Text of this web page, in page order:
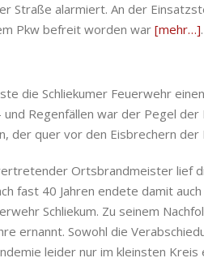
Straße alarmiert. An der
Pkw befreit worden war [mehr…].
die Schliekumer Feuerwehr
und Regenfällen war der Pegel
der quer vor den Eisbrechern der
Ortsbrandmeister lief
fast 40 Jahren endete damit
Schliekum. Zu seinem
ernannt. Sowohl die
leider nur im kleinsten